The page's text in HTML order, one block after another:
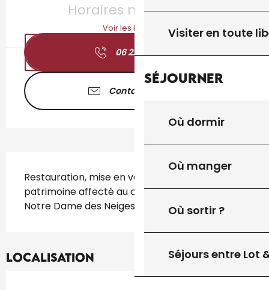
Visiter en toute
Séjourner
Où dormir
Où manger
Où sortir ?
Séjours entre Lot
Horaires non définis
Voir les horaires
06 22 51 30▒▒
Contactez-nous
Restauration, mise en valeur, et animation du
patrimoine affecté au culte de la Paroisse
Notre Dame des Neiges
Localisation